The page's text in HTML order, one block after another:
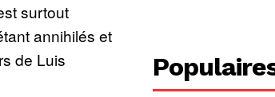
surtout
annihilés et
de Luis
400 000
pasteur
L’État